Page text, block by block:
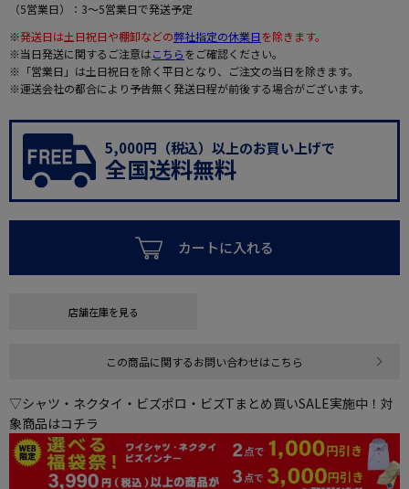
（5営業日）：3～5営業日で発送予定
※発送日は土日祝日や棚卸などの弊社指定の休業日を除きます。
※当日発送に関するご注意はこちらをご確認ください。
※「営業日」は土日祝日を除く平日となり、ご注文の当日を除きます。
※運送会社の都合により予告無く発送日程が前後する場合がございます。
5,000円（税込）以上のお買い上げで
全国送料無料
カートに入れる
店舗在庫を見る
この商品に関するお問い合わせはこちら
▽シャツ・ネクタイ・ビズポロ・ビズTまとめ買いSALE実施中！対
象商品はコチラ